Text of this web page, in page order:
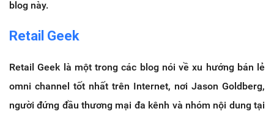
blog này.
Retail Geek
Retail Geek là một trong các blog nói về xu hướng bán lẻ
omni channel tốt nhất trên Internet, nơi Jason Goldberg,
người đứng đầu thương mại đa kênh và nhóm nội dung tại